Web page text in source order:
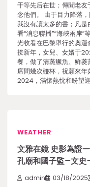
干等先后在世；傳聞老
念他們。 由于目力降落
我沒有讀太多的書；凡
看“消息聯播”“海峽兩岸
光收看在巴黎舉行的奧
接新年，女兒、女婿于
餐，做了清蒸鱖魚、鮮菱
席間幾次碰杯，祝願來年
2024，滿懷熱忱和盼望
WEATHER
文雅在鏡 史影為證
孔廟和國子監–文
admin 03/18/2025